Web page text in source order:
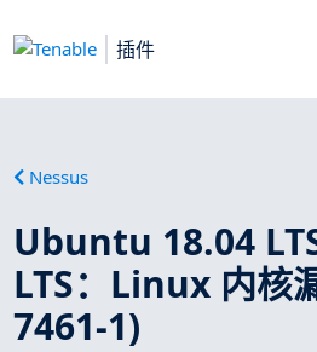
插件
Nessus
Ubuntu 18.04
LTS：Linux 内核
7461-1)